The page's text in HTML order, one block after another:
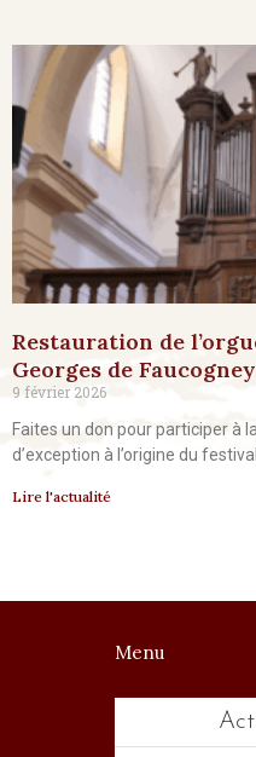
Restauration de
Georges de
9 février 2026
Faites un don pour participer à
d’exception à l’origine du
Lire l'actualité
Menu